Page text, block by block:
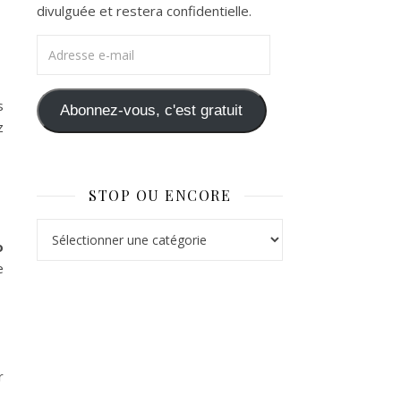
divulguée et restera confidentielle.
Abonnez-vous, c'est gratuit
STOP OU ENCORE